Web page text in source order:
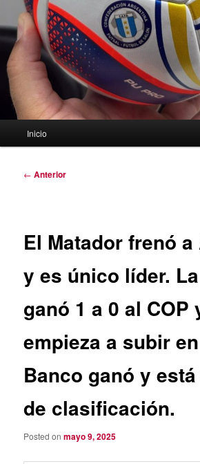
Inicio
Navegación
← Anterior
El Matador frenó
y es único líder.
ganó 1 a 0 al COP
empieza a subir
Banco ganó y
de clasificación.
Posted onmayo 9, 2025